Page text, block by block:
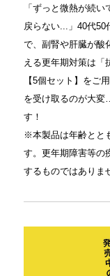
「ずっと微熱が続
戻らない...」40代50
で、副腎や肝臓が酸
える更年期対策は「
【5個セット】をご
を受け取るのが大変
す！
※本製品は年齢とと
す。更年期障害等の
するものではありま